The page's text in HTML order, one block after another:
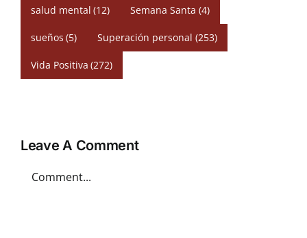
salud mental (12) Semana Santa (4)
sueños (5) Superación personal (253)
Vida Positiva (272)
Leave A Comment